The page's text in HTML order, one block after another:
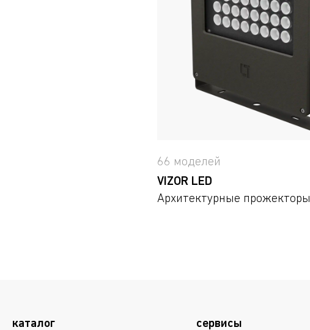
66 моделей
VIZOR LED
Архитектурные прожекторы
каталог сервисы